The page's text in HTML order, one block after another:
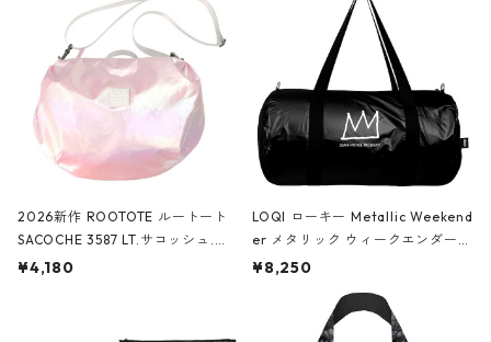
2026新作 ROOTOTE ルートート
SACOCHE 3587 LT.サコッシュ.ル
ミエ-B ショルダーバッグ グロスピ
¥4,180
LOQI ローキー Metallic Weekend
er メタリック ウィークエンダー
ボストンバッグ ショルダーバッグ
Black ジャン=ミッシェル・バスキ
ア/クラウン ブラック
¥8,250